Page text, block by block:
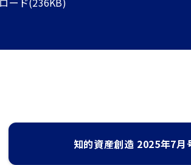
知的資産創造 2025年7月